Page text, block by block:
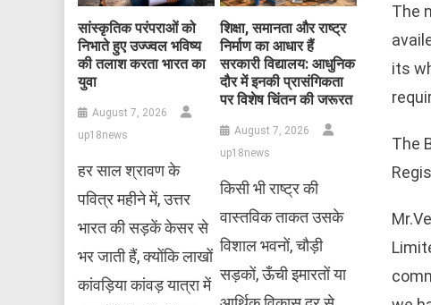
The
its
The
सांस्कृतिक परंपराओं को
निभाते हुए उज्ज्वल भविष्य
की तलाश करता भारत का
युवा
August 7, 2026
up18news
हर साल श्रावण के
पवित्र महीने में, उत्तर
भारत की सड़कें केसर से
भर जाती हैं, क्योंकि लाखों
कांवड़िया कांवड़ यात्रा में
शिक्षा, समानता और राष्ट्र
निर्माण का आधार हैं
सरकारी विद्यालय: आधुनिक
दौर में इनकी प्रासंगिकता
पर विशेष चिंतन की जरूरत
August 7, 2026
up18news
किसी भी राष्ट्र की
वास्तविक ताकत उसके
विशाल भवनों, चौड़ी
सड़कों, ऊँची इमारतों या